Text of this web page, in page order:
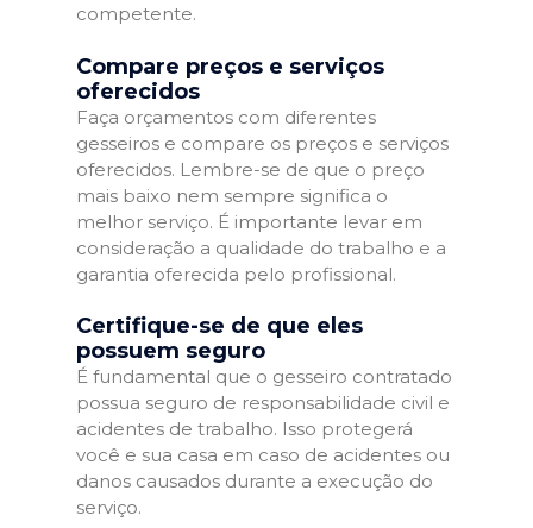
competente.
Compare preços e serviços
oferecidos
Faça orçamentos com diferentes
gesseiros e compare os preços e serviços
oferecidos. Lembre-se de que o preço
mais baixo nem sempre significa o
melhor serviço. É importante levar em
consideração a qualidade do trabalho e a
garantia oferecida pelo profissional.
Certifique-se de que eles
possuem seguro
É fundamental que o gesseiro contratado
possua seguro de responsabilidade civil e
acidentes de trabalho. Isso protegerá
você e sua casa em caso de acidentes ou
danos causados durante a execução do
serviço.